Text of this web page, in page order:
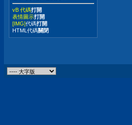
vB 代碼打開
表情圖示打開
[IMG]代碼打開
HTML代碼關閉